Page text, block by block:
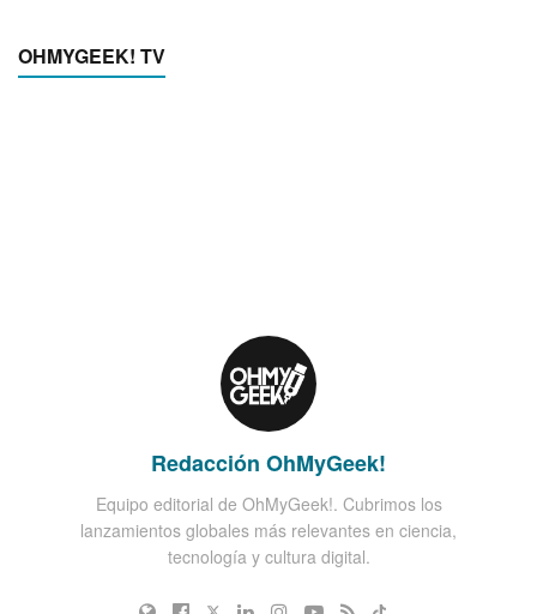
OHMYGEEK! TV
Redacción OhMyGeek!
Equipo editorial de OhMyGeek!. Cubrimos los
lanzamientos globales más relevantes en ciencia,
tecnología y cultura digital.